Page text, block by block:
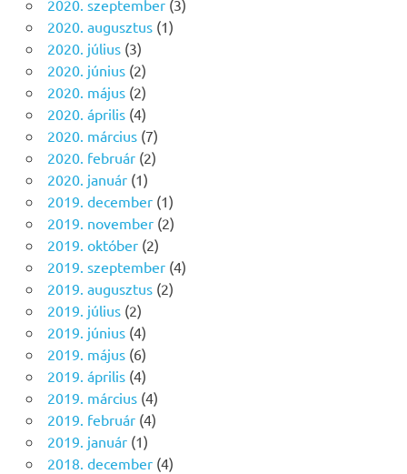
2020. szeptember(3)
2020. augusztus(1)
2020. július(3)
2020. június(2)
2020. május(2)
2020. április(4)
2020. március(7)
2020. február(2)
2020. január(1)
2019. december(1)
2019. november(2)
2019. október(2)
2019. szeptember(4)
2019. augusztus(2)
2019. július(2)
2019. június(4)
2019. május(6)
2019. április(4)
2019. március(4)
2019. február(4)
2019. január(1)
2018. december(4)